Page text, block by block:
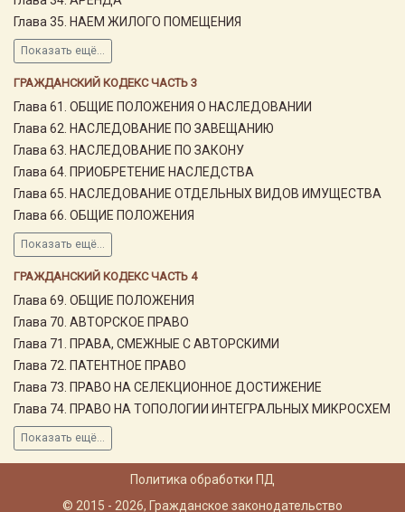
Глава 35. НАЕМ ЖИЛОГО ПОМЕЩЕНИЯ
Показать ещё...
ГРАЖДАНСКИЙ КОДЕКС ЧАСТЬ 3
Глава 61. ОБЩИЕ ПОЛОЖЕНИЯ О НАСЛЕДОВАНИИ
Глава 62. НАСЛЕДОВАНИЕ ПО ЗАВЕЩАНИЮ
Глава 63. НАСЛЕДОВАНИЕ ПО ЗАКОНУ
Глава 64. ПРИОБРЕТЕНИЕ НАСЛЕДСТВА
Глава 65. НАСЛЕДОВАНИЕ ОТДЕЛЬНЫХ ВИДОВ ИМУЩЕСТВА
Глава 66. ОБЩИЕ ПОЛОЖЕНИЯ
Показать ещё...
ГРАЖДАНСКИЙ КОДЕКС ЧАСТЬ 4
Глава 69. ОБЩИЕ ПОЛОЖЕНИЯ
Глава 70. АВТОРСКОЕ ПРАВО
Глава 71. ПРАВА, СМЕЖНЫЕ С АВТОРСКИМИ
Глава 72. ПАТЕНТНОЕ ПРАВО
Глава 73. ПРАВО НА СЕЛЕКЦИОННОЕ ДОСТИЖЕНИЕ
Глава 74. ПРАВО НА ТОПОЛОГИИ ИНТЕГРАЛЬНЫХ МИКРОСХЕМ
Показать ещё...
Политика обработки ПД
© 2015 - 2026, Гражданское законодательство